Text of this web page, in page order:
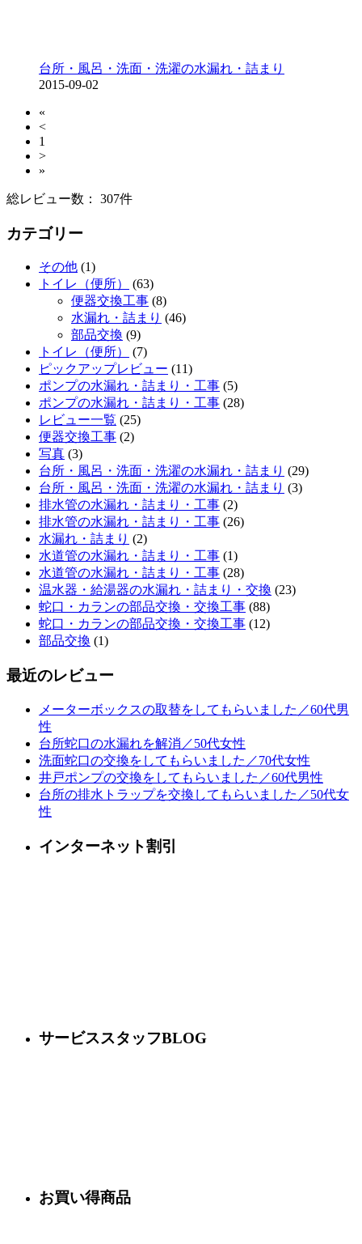
台所・風呂・洗面・洗濯の水漏れ・詰まり
2015-09-02
«
<
1
>
»
総レビュー数： 307件
カテゴリー
その他 (1)
トイレ（便所）
(63)
便器交換工事 (8)
水漏れ・詰まり (46)
部品交換 (9)
トイレ（便所）
(7)
ピックアップレビュー (11)
ポンプの水漏れ・詰まり・工事 (5)
ポンプの水漏れ・詰まり・工事 (28)
レビュー一覧 (25)
便器交換工事 (2)
写真 (3)
台所・風呂・洗面・洗濯の水漏れ・詰まり (29)
台所・風呂・洗面・洗濯の水漏れ・詰まり (3)
排水管の水漏れ・詰まり・工事 (2)
排水管の水漏れ・詰まり・工事 (26)
水漏れ・詰まり (2)
水道管の水漏れ・詰まり・工事 (1)
水道管の水漏れ・詰まり・工事 (28)
温水器・給湯器の水漏れ・詰まり・交換 (23)
蛇口・カランの部品交換・交換工事 (88)
蛇口・カランの部品交換・交換工事 (12)
部品交換 (1)
最近のレビュー
メーターボックスの取替をしてもらいました／60代男
性
台所蛇口の水漏れを解消／50代女性
洗面蛇口の交換をしてもらいました／70代女性
井戸ポンプの交換をしてもらいました／60代男性
台所の排水トラップを交換してもらいました／50代女
性
インターネット割引
サービススタッフBLOG
お買い得商品